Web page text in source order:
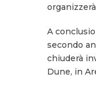
A
secondo
chiuderà
Dune, in